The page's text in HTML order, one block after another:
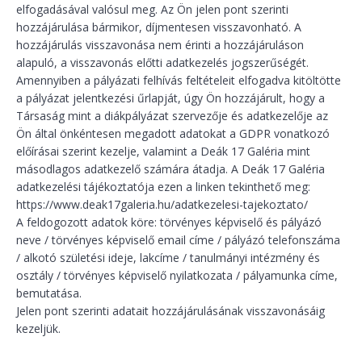
elfogadásával valósul meg. Az Ön jelen pont szerinti
hozzájárulása bármikor, díjmentesen visszavonható. A
hozzájárulás visszavonása nem érinti a hozzájáruláson
alapuló, a visszavonás előtti adatkezelés jogszerűségét.
Amennyiben a pályázati felhívás feltételeit elfogadva kitöltötte
a pályázat jelentkezési űrlapját, úgy Ön hozzájárult, hogy a
Társaság mint a diákpályázat szervezője és adatkezelője az
Ön által önkéntesen megadott adatokat a GDPR vonatkozó
előírásai szerint kezelje, valamint a Deák 17 Galéria mint
másodlagos adatkezelő számára átadja. A Deák 17 Galéria
adatkezelési tájékoztatója ezen a linken tekinthető meg:
https://www.deak17galeria.hu/adatkezelesi-tajekoztato/
A feldogozott adatok köre: törvényes képviselő és pályázó
neve / törvényes képviselő email címe / pályázó telefonszáma
/ alkotó születési ideje, lakcíme / tanulmányi intézmény és
osztály / törvényes képviselő nyilatkozata / pályamunka címe,
bemutatása.
Jelen pont szerinti adatait hozzájárulásának visszavonásáig
kezeljük.